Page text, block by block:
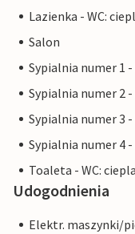
Lazienka - WC:
Salon
Sypialnia numer 1
Sypialnia numer 2
Sypialnia numer 3
Sypialnia numer 4
Toaleta - WC:
Udogodnienia
Elektr. maszynki/